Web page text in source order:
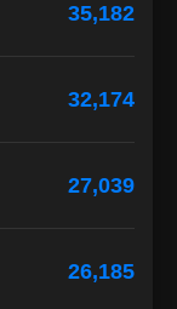
35,182
32,174
27,039
26,185